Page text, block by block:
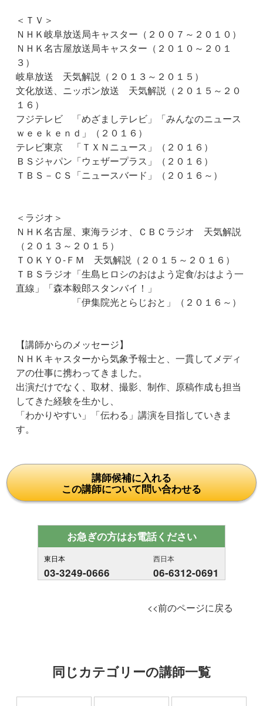
＜ＴＶ＞
ＮＨＫ岐阜放送局キャスター（２００７～２０１０）
ＮＨＫ名古屋放送局キャスター（２０１０～２０１
３）
岐阜放送 天気解説（２０１３～２０１５）
文化放送、ニッポン放送 天気解説（２０１５～２０
１６）
フジテレビ 「めざましテレビ」「みんなのニュース
ｗｅｅｋｅｎｄ」（２０１６）
テレビ東京 「ＴＸＮニュース」（２０１６）
ＢＳジャパン「ウェザープラス」（２０１６）
ＴＢＳ－ＣＳ「ニュースバード」（２０１６～）
＜ラジオ＞
ＮＨＫ名古屋、東海ラジオ、ＣＢＣラジオ 天気解説
（２０１３～２０１５）
ＴＯＫＹＯ-ＦＭ 天気解説（２０１５～２０１６）
ＴＢＳラジオ「生島ヒロシのおはよう定食/おはよう一
直線」「森本毅郎スタンバイ！」
「伊集院光とらじおと」（２０１６～）
【講師からのメッセージ】
ＮＨＫキャスターから気象予報士と、一貫してメディ
アの仕事に携わってきました。
出演だけでなく、取材、撮影、制作、原稿作成も担当
してきた経験を生かし、
「わかりやすい」「伝わる」講演を目指していきま
す。
講師候補に入れる
この講師について問い合わせる
お急ぎの方はお電話ください
東日本
03-3249-0666
西日本
06-6312-0691
<<前のページに戻る
同じカテゴリーの講師一覧